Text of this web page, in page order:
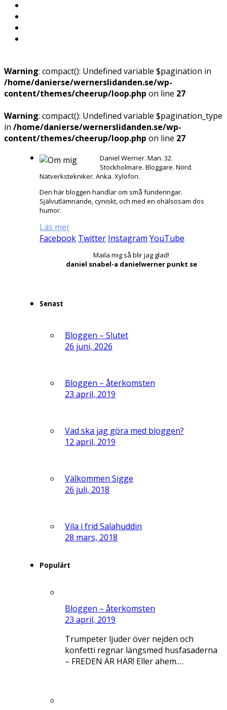
Warning: compact(): Undefined variable $pagination in
/home/danierse/wernerslidanden.se/wp-
content/themes/cheerup/loop.php on line 27
Warning: compact(): Undefined variable $pagination_type
in /home/danierse/wernerslidanden.se/wp-
content/themes/cheerup/loop.php on line 27
Daniel Werner. Man. 32.
Stockholmare. Bloggare. Nörd.
Nätverkstekniker. Anka. Xylofon.
Den här bloggen handlar om små funderingar.
Självutlämnande, cyniskt, och med en ohälsosam dos
humor.
Läs mer
Facebook Twitter Instagram YouTube
Maila mig så blir jag glad!
daniel snabel-a danielwerner punkt se
Senast
Bloggen – Slutet
26 juni, 2026
Bloggen – återkomsten
23 april, 2019
Vad ska jag göra med bloggen?
12 april, 2019
Välkommen Sigge
26 juli, 2018
Vila i frid Salahuddin
28 mars, 2018
Populärt
Bloggen – återkomsten
23 april, 2019
Trumpeter ljuder över nejden och
konfetti regnar längsmed husfasaderna
– FREDEN ÄR HÄR! Eller ahem.…